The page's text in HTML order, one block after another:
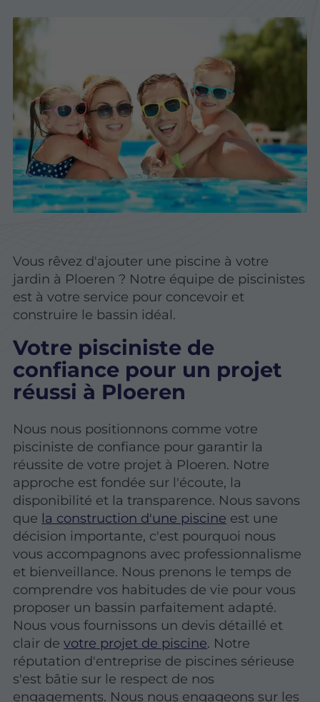
Vous rêvez d'ajouter une piscine à votre
jardin à Ploeren ? Notre équipe de piscinistes
est à votre service pour concevoir et
construire le bassin idéal.
Votre pisciniste de
confiance pour un projet
réussi à Ploeren
Nous nous positionnons comme votre
pisciniste de confiance pour garantir la
réussite de votre projet à Ploeren. Notre
approche est fondée sur l'écoute, la
disponibilité et la transparence. Nous savons
que la construction d'une piscine est une
décision importante, c'est pourquoi nous
vous accompagnons avec professionnalisme
et bienveillance. Nous prenons le temps de
comprendre vos habitudes de vie pour vous
proposer un bassin parfaitement adapté.
Nous vous fournissons un devis détaillé et
clair devotre projet de piscine. Notre
réputation d'entreprise de piscines sérieuse
s'est bâtie sur le respect de nos
engagements. Nous nous engageons sur les